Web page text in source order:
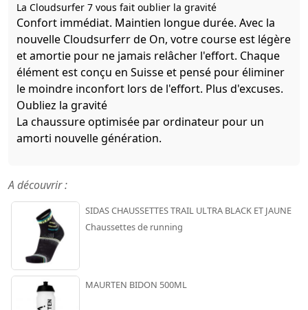
La Cloudsurfer 7 vous fait oublier la gravité
Confort immédiat. Maintien longue durée. Avec la
nouvelle Cloudsurferr de On, votre course est légère
et amortie pour ne jamais relâcher l'effort. Chaque
élément est conçu en Suisse et pensé pour éliminer
le moindre inconfort lors de l'effort. Plus d'excuses.
Oubliez la gravité
La chaussure optimisée par ordinateur pour un
amorti nouvelle génération.
A découvrir :
SIDAS CHAUSSETTES TRAIL ULTRA BLACK ET JAUNE
Chaussettes de running
MAURTEN BIDON 500ML